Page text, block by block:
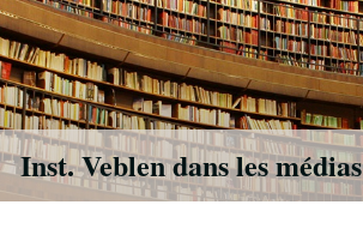
Inst. Veblen dans les médias